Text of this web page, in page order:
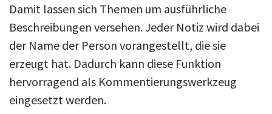
Damit lassen sich Themen um ausführliche
Beschreibungen versehen. Jeder Notiz wird dabei
der Name der Person vorangestellt, die sie
erzeugt hat. Dadurch kann diese Funktion
hervorragend als Kommentierungswerkzeug
eingesetzt werden.